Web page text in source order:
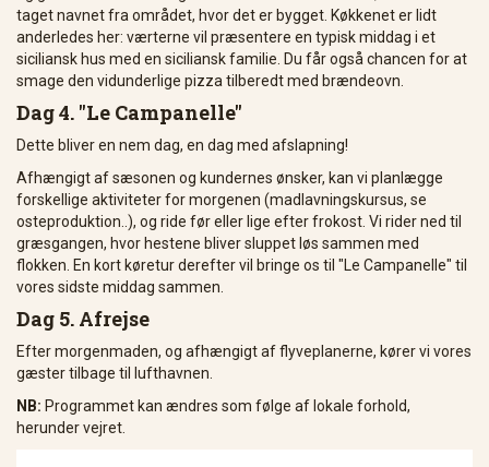
taget navnet fra området, hvor det er bygget. Køkkenet er lidt
anderledes her: værterne vil præsentere en typisk middag i et
siciliansk hus med en siciliansk familie. Du får også chancen for at
smage den vidunderlige pizza tilberedt med brændeovn.
Dag 4. "Le Campanelle"
Dette bliver en nem dag, en dag med afslapning!
Afhængigt af sæsonen og kundernes ønsker, kan vi planlægge
forskellige aktiviteter for morgenen (madlavningskursus, se
osteproduktion..), og ride før eller lige efter frokost. Vi rider ned til
græsgangen, hvor hestene bliver sluppet løs sammen med
flokken. En kort køretur derefter vil bringe os til "Le Campanelle" til
vores sidste middag sammen.
Dag 5. Afrejse
Efter morgenmaden, og afhængigt af flyveplanerne, kører vi vores
gæster tilbage til lufthavnen.
NB: Programmet kan ændres som følge af lokale forhold,
herunder vejret.